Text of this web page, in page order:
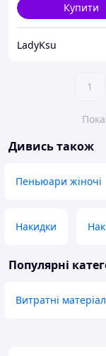
Купити
LadyKsu
1
Дивись також
Пеньюари жіночі
Накидки
Популярні
Витратні